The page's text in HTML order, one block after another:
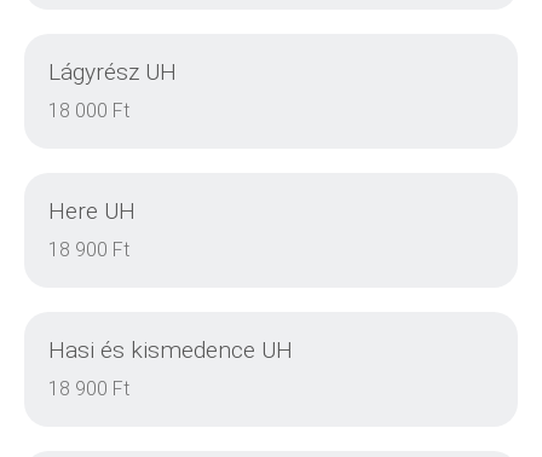
Lágyrész UH
18 000 Ft
Here UH
18 900 Ft
Hasi és kismedence UH
18 900 Ft